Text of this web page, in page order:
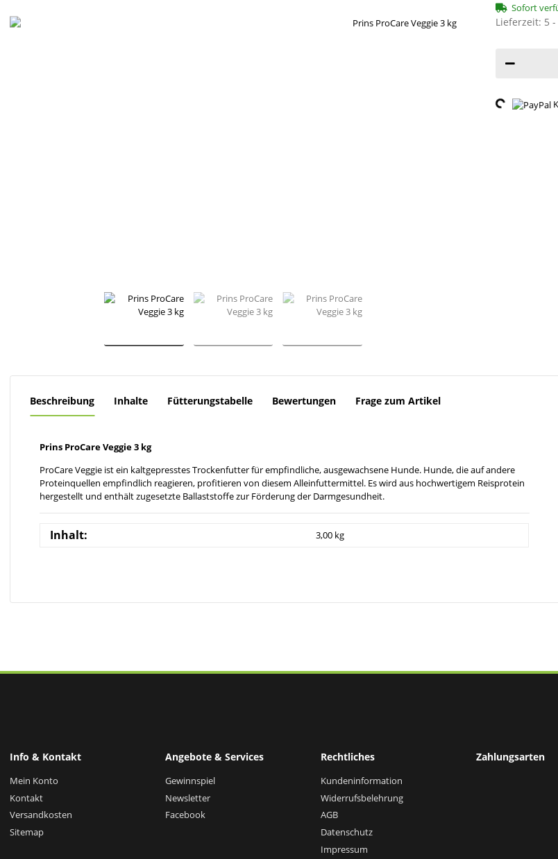
Sofort
Lieferzeit: 5
Loading...
Beschreibung Inhalte Fütterungstabelle Bewertungen Frage zum Artikel
Prins ProCare Veggie 3 kg
ProCare Veggie ist ein kaltgepresstes Trockenfutter für empfindliche, ausgewachsene Hunde. Hunde, die auf andere
Proteinquellen empfindlich reagieren, profitieren von diesem Alleinfuttermittel. Es wird aus hochwertigem Reisprotein
hergestellt und enthält zugesetzte Ballaststoffe zur Förderung der Darmgesundheit.
Inhalt: 3,00 kg
Info & Kontakt
Mein Konto
Kontakt
Versandkosten
Sitemap
Angebote & Services
Gewinnspiel
Newsletter
Facebook
Rechtliches
Kundeninformation
Widerrufsbelehrung
AGB
Datenschutz
Impressum
Zahlungsarten